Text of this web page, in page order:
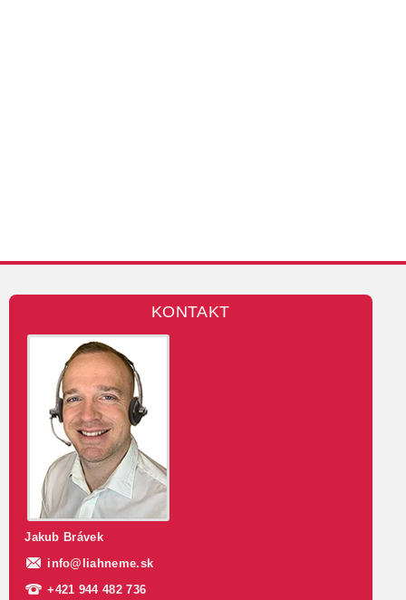
KONTAKT
Jakub Brávek
info@ liahneme.sk
+421 944 482 736